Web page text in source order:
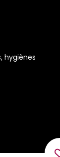
hygiènes